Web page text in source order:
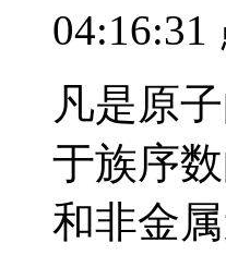
04:16:31
凡是原
于族序
和非金